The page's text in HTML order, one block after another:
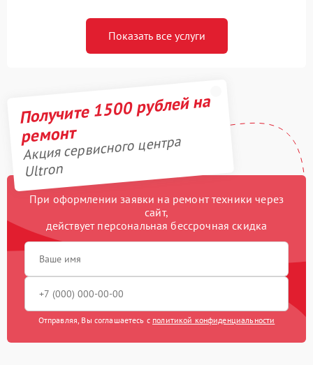
Показать все услуги
Получите 1500 рублей на
ремонт
Акция сервисного центра
Ultron
При оформлении заявки на ремонт техники через
сайт,
действует персональная бессрочная скидка
Отправляя, Вы соглашаетесь с политикой конфиденциальности